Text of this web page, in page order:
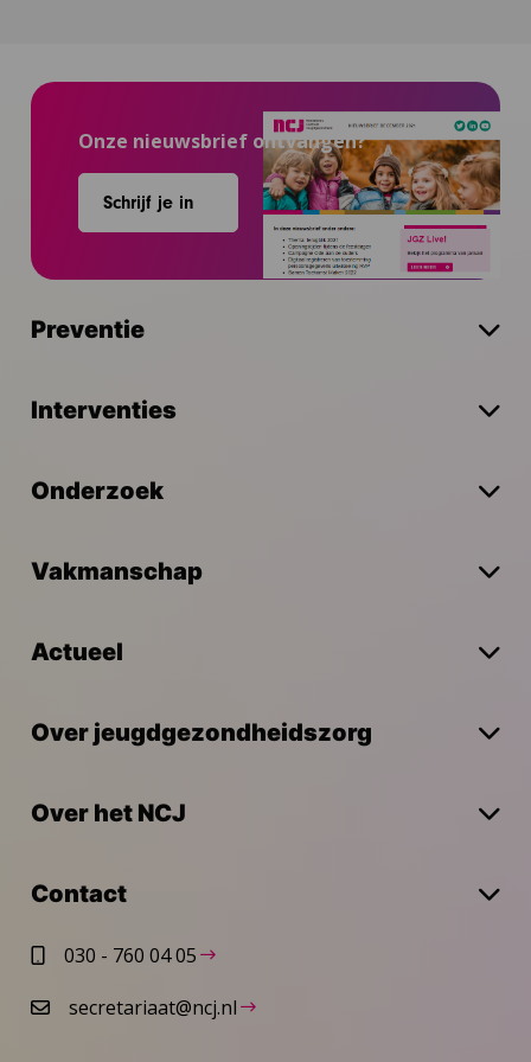
Onze nieuwsbrief ontvangen?
Schrijf je in
Preventie
Interventies
Onderzoek
Vakmanschap
Actueel
Over jeugdgezondheidszorg
Over het NCJ
Contact
030 - 760 04 05
secretariaat@ncj.nl